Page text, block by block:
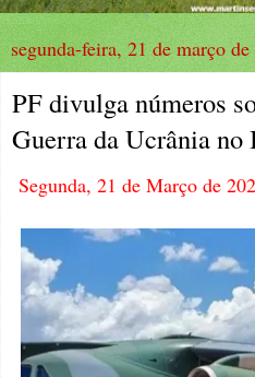
segunda-feira, 21 de março
PF divulga números
Guerra da Ucrânia no
Segunda, 21 de Março de